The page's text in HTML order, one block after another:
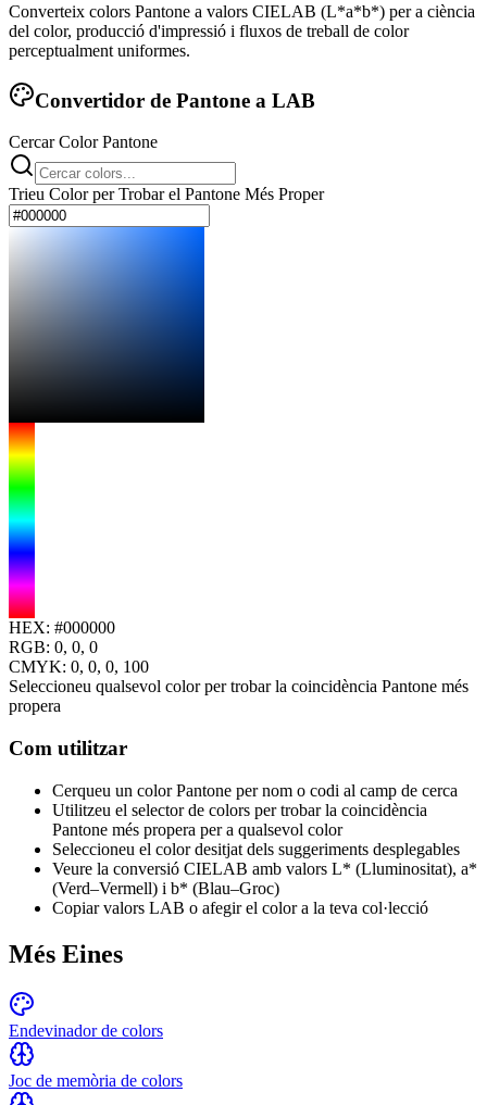
Converteix colors Pantone a valors CIELAB (L*a*b*) per a ciència
del color, producció d'impressió i fluxos de treball de color
perceptualment uniformes.
Convertidor de Pantone a LAB
Cercar Color Pantone
Trieu Color per Trobar el Pantone Més Proper
HEX: #000000
RGB: 0, 0, 0
CMYK: 0, 0, 0, 100
Seleccioneu qualsevol color per trobar la coincidència Pantone més
propera
Com utilitzar
Cerqueu un color Pantone per nom o codi al camp de cerca
Utilitzeu el selector de colors per trobar la coincidència
Pantone més propera per a qualsevol color
Seleccioneu el color desitjat dels suggeriments desplegables
Veure la conversió CIELAB amb valors L* (Lluminositat), a*
(Verd–Vermell) i b* (Blau–Groc)
Copiar valors LAB o afegir el color a la teva col·lecció
Més Eines
Endevinador de colors
Joc de memòria de colors